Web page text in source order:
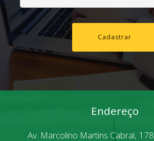
Cadastrar
Endereço
Av. Marcolino Martins Cabral,